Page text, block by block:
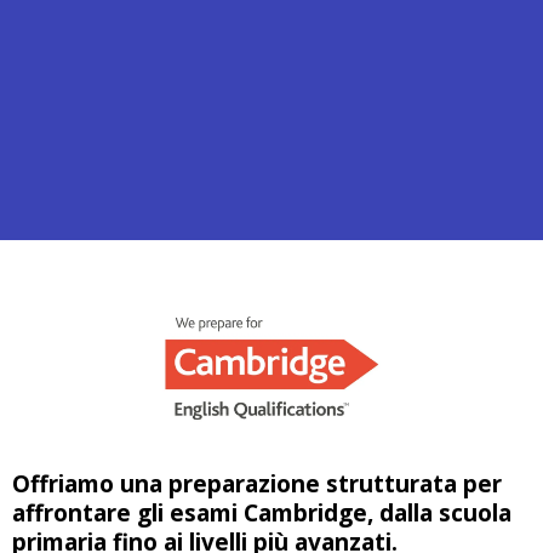
Offriamo una preparazione strutturata per
affrontare gli esami Cambridge, dalla scuola
primaria fino ai livelli più avanzati.